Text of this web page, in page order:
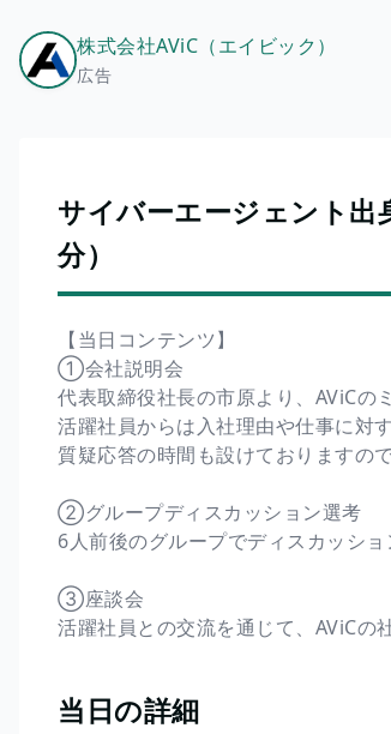
株式会社AViC（エイビック）
広告
サイバーエージェント出
分）
【当日コンテンツ】
①会社説明会
代表取締役社長の市原より、AViCの
活躍社員からは入社理由や仕事に対
質疑応答の時間も設けておりますの
②グループディスカッション選考
6人前後のグループでディスカッショ
③座談会
活躍社員との交流を通じて、AViCの
当日の詳細